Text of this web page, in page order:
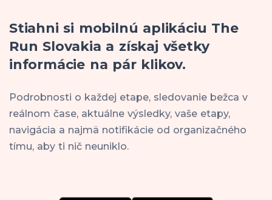
Stiahni si mobilnú aplikáciu The
Run Slovakia a získaj všetky
informácie na pár klikov.
Podrobnosti o každej etape, sledovanie bežca v
reálnom čase, aktuálne výsledky, vaše etapy,
navigácia a najmä notifikácie od organizačného
tímu, aby ti nič neuniklo.